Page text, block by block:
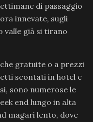
di passaggio
innevate, sugli
valle già si tirano
gratuite o a prezzi
scontati in hotel e
sono numerose le
end lungo in alta
magari lento, dove